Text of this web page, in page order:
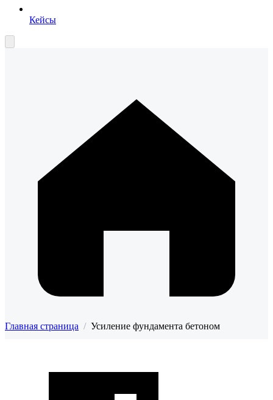
Кейсы
Главная страница / Усиление фундамента бетоном